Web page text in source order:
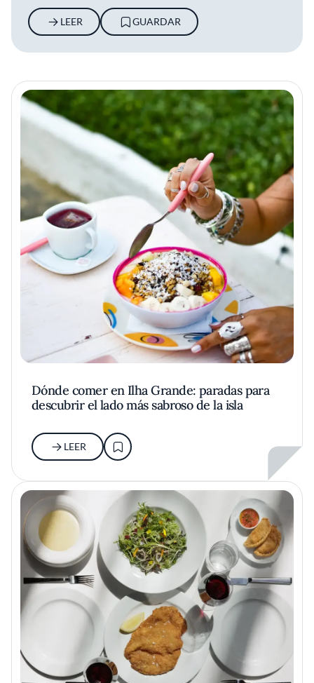
atestigua la atención al detalle y el rigor.
innovación y tradición, reflejado tanto en su
invitación a contemplar y saborear el paisaje
mendocino desde una perspectiva fresca y
depurada.
LEER GUARDAR
Dónde comer en Ilha Grande: paradas para
descubrir el lado más sabroso de la isla
LEER